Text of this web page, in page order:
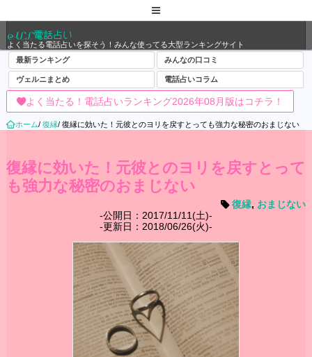
ALL電話占い
よく当たる電話占いを探そう！みんな使ってる大型ランキングサイト
最新ランキング
みんなの口コミ
ヴェルニまとめ 電話占いコラム
よく当たる！電話占いランキング2026年08月版はコチラ！
ホーム/ 復縁/ 復縁に効いた！元彼とのヨリを戻すとっても強力な秘密のおまじない
復縁に効いた！元彼とのヨリを戻すとって
も強力な秘密のおまじない
復縁, おまじない
公開日：2017/11/11(土)
更新日：2018/06/26(火)